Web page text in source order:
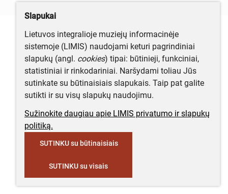
Slapukai
Lietuvos integralioje muziejų informacinėje
sistemoje (LIMIS) naudojami keturi pagrindiniai
slapukų (angl. cookies) tipai: būtinieji, funkciniai,
statistiniai ir rinkodariniai. Naršydami toliau Jūs
sutinkate su būtinaisiais slapukais. Taip pat galite
sutikti ir su visų slapukų naudojimu.
Sužinokite daugiau apie LIMIS privatumo ir slapukų
politiką.
SUTINKU su būtinaisiais
SUTINKU su visais